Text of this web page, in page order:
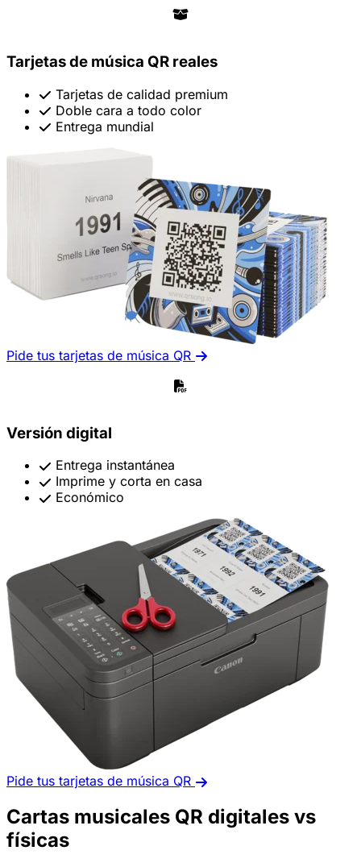
Tarjetas de música QR reales
Tarjetas de calidad premium
Doble cara a todo color
Entrega mundial
Pide tus tarjetas de música QR
Versión digital
Entrega instantánea
Imprime y corta en casa
Económico
Pide tus tarjetas de música QR
Cartas musicales QR digitales vs
físicas